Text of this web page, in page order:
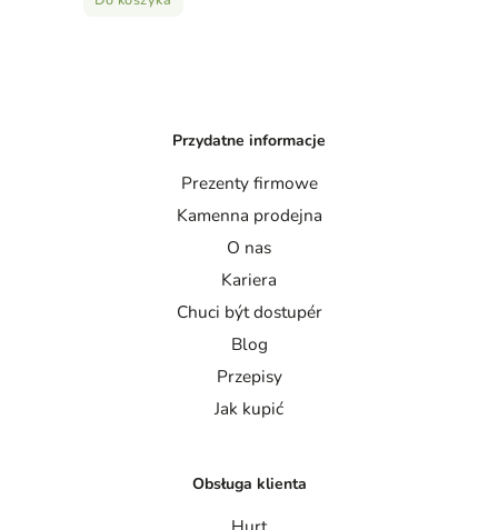
Przydatne informacje
Prezenty firmowe
Kamenna prodejna
O nas
Kariera
Chuci být dostupér
Blog
Przepisy
Jak kupić
Obsługa klienta